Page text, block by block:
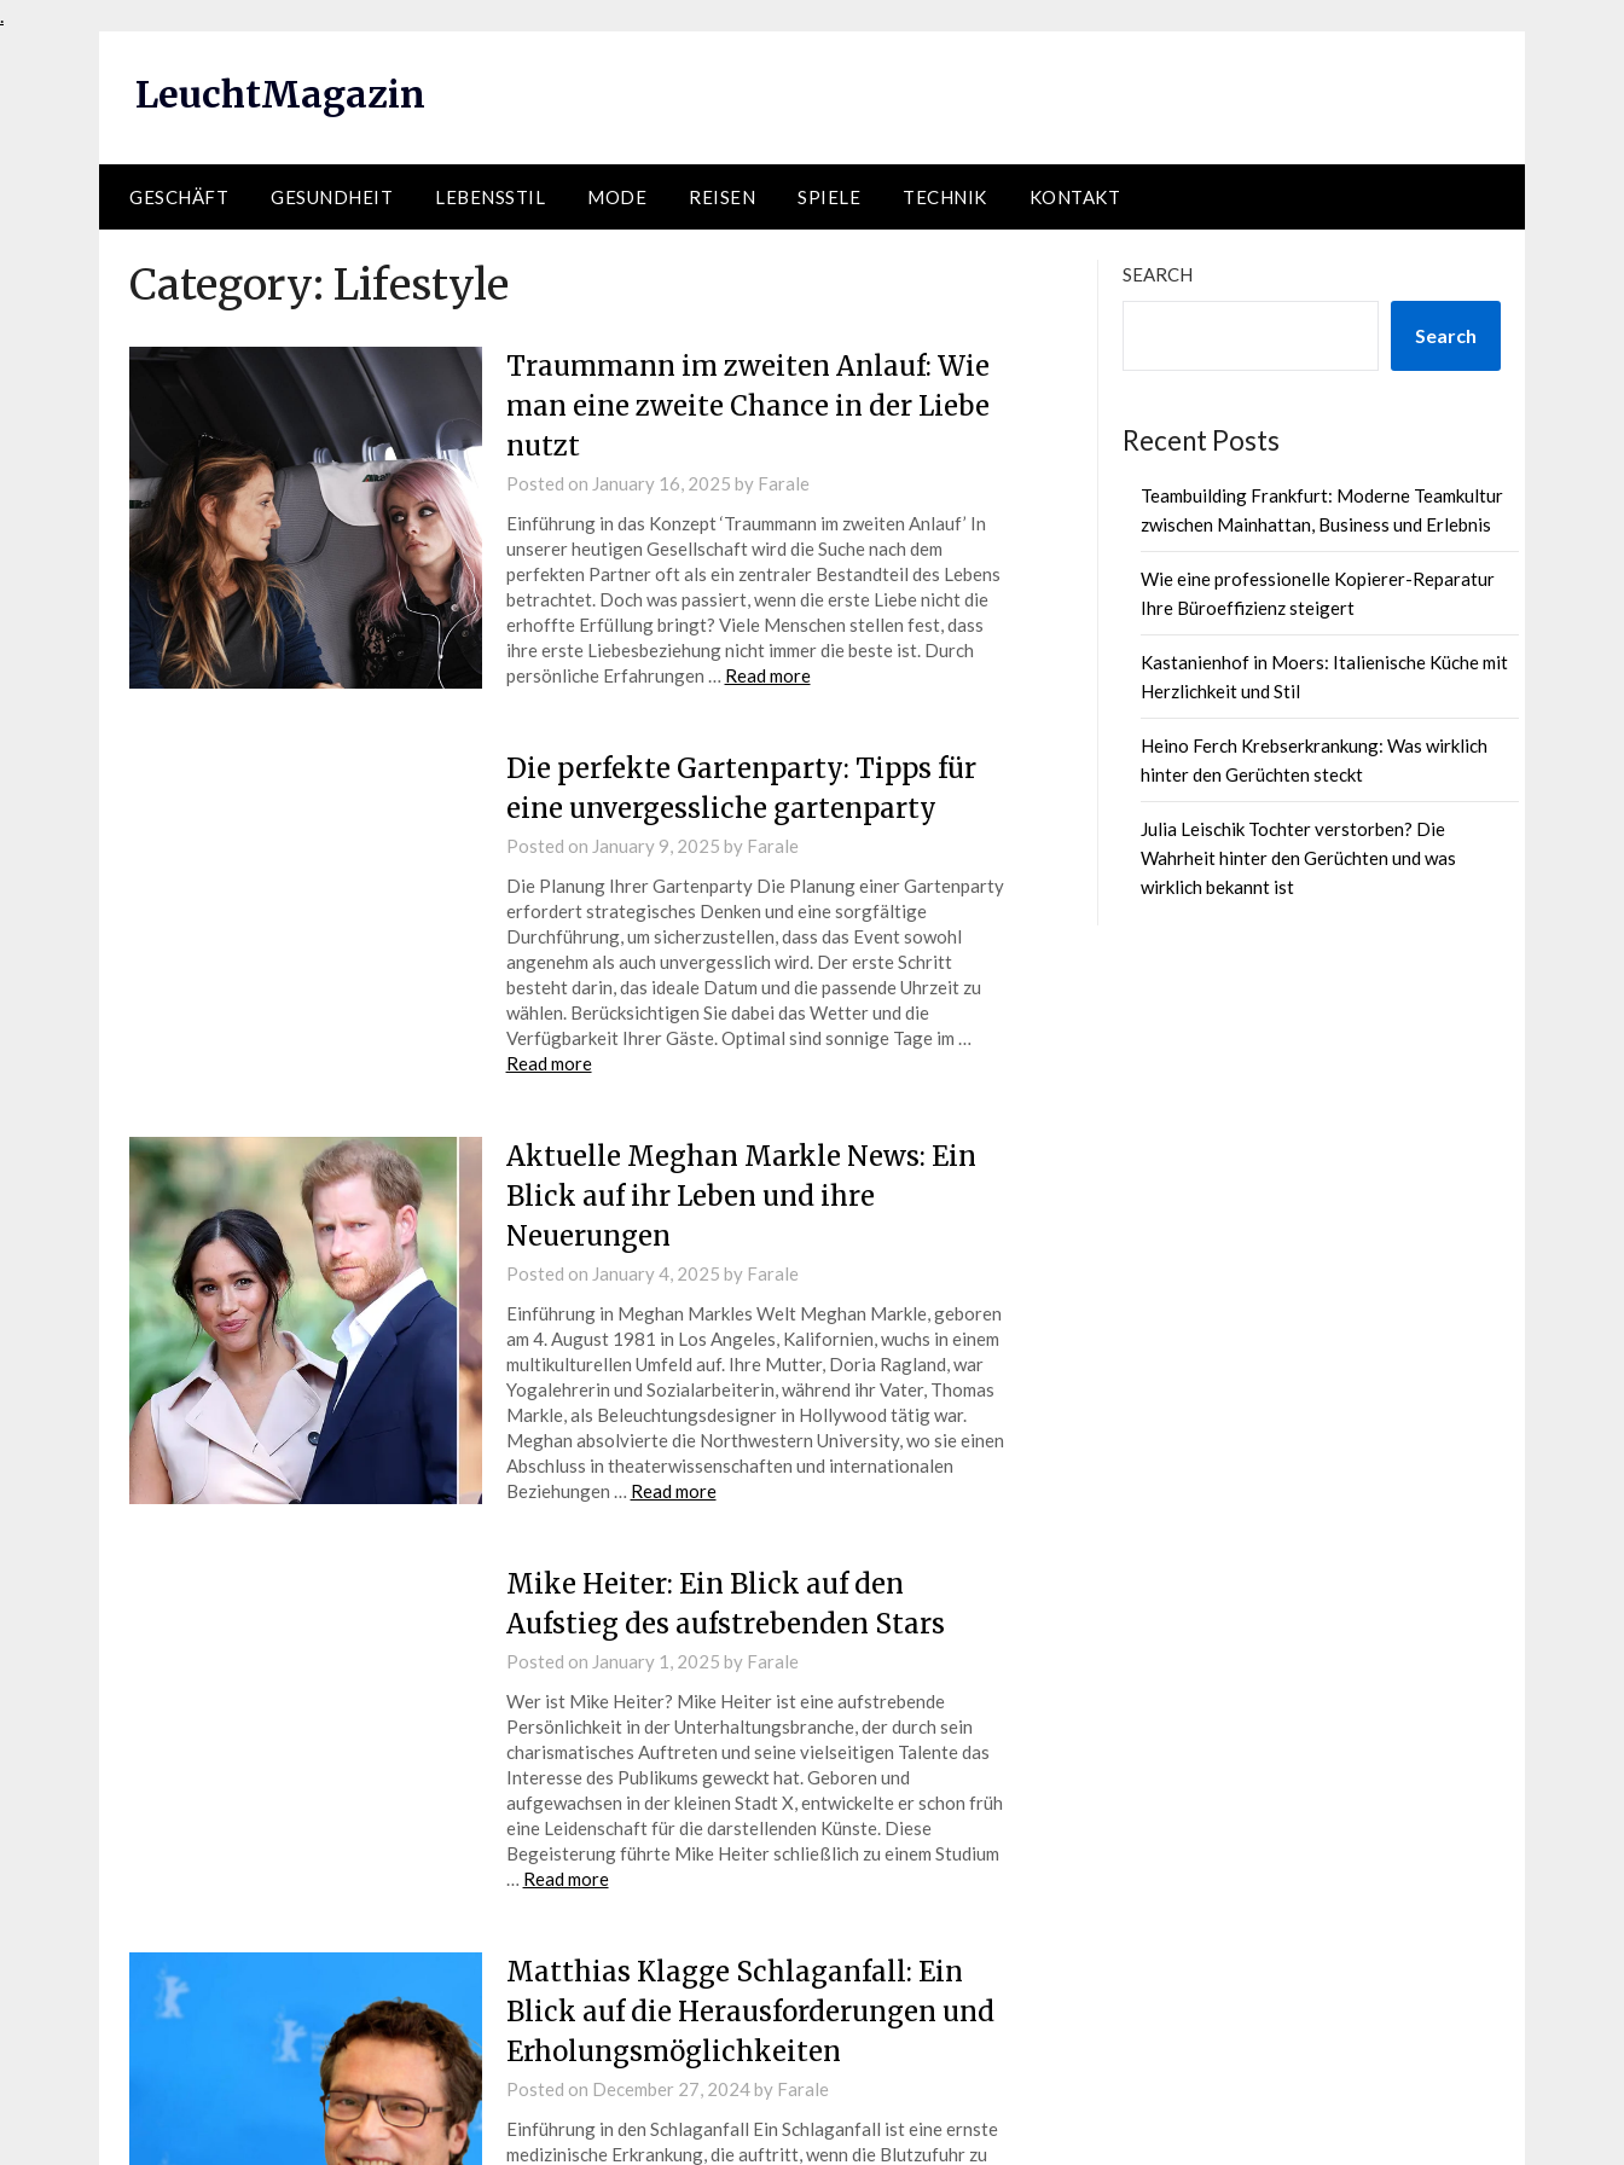
.
LeuchtMagazin
GESCHÄFT GESUNDHEIT LEBENSSTIL MODE REISEN SPIELE TECHNIK KONTAKT
Category: Lifestyle
Traummann im zweiten Anlauf: Wie
man eine zweite Chance in der Liebe
nutzt
Posted on January 16, 2025 by Farale
Einführung in das Konzept ‘Traummann im zweiten Anlauf’ In
unserer heutigen Gesellschaft wird die Suche nach dem
perfekten Partner oft als ein zentraler Bestandteil des Lebens
betrachtet. Doch was passiert, wenn die erste Liebe nicht die
erhoffte Erfüllung bringt? Viele Menschen stellen fest, dass
ihre erste Liebesbeziehung nicht immer die beste ist. Durch
persönliche Erfahrungen … Read more
Die perfekte Gartenparty: Tipps für
eine unvergessliche gartenparty
Posted on January 9, 2025 by Farale
Die Planung Ihrer Gartenparty Die Planung einer Gartenparty
erfordert strategisches Denken und eine sorgfältige
Durchführung, um sicherzustellen, dass das Event sowohl
angenehm als auch unvergesslich wird. Der erste Schritt
besteht darin, das ideale Datum und die passende Uhrzeit zu
wählen. Berücksichtigen Sie dabei das Wetter und die
Verfügbarkeit Ihrer Gäste. Optimal sind sonnige Tage im …
Read more
Aktuelle Meghan Markle News: Ein
Blick auf ihr Leben und ihre
Neuerungen
Posted on January 4, 2025 by Farale
Einführung in Meghan Markles Welt Meghan Markle, geboren
am 4. August 1981 in Los Angeles, Kalifornien, wuchs in einem
multikulturellen Umfeld auf. Ihre Mutter, Doria Ragland, war
Yogalehrerin und Sozialarbeiterin, während ihr Vater, Thomas
Markle, als Beleuchtungsdesigner in Hollywood tätig war.
Meghan absolvierte die Northwestern University, wo sie einen
Abschluss in theaterwissenschaften und internationalen
Beziehungen … Read more
Mike Heiter: Ein Blick auf den
Aufstieg des aufstrebenden Stars
Posted on January 1, 2025 by Farale
Wer ist Mike Heiter? Mike Heiter ist eine aufstrebende
Persönlichkeit in der Unterhaltungsbranche, der durch sein
charismatisches Auftreten und seine vielseitigen Talente das
Interesse des Publikums geweckt hat. Geboren und
aufgewachsen in der kleinen Stadt X, entwickelte er schon früh
eine Leidenschaft für die darstellenden Künste. Diese
Begeisterung führte Mike Heiter schließlich zu einem Studium
… Read more
Matthias Klagge Schlaganfall: Ein
Blick auf die Herausforderungen und
Erholungsmöglichkeiten
Posted on December 27, 2024by Farale
Einführung in den Schlaganfall Ein Schlaganfall ist eine ernste
medizinische Erkrankung, die auftritt, wenn die Blutzufuhr zu
SEARCH
Search
Recent Posts
Teambuilding Frankfurt: Moderne Teamkultur
zwischen Mainhattan, Business und Erlebnis
Wie eine professionelle Kopierer-Reparatur
Ihre Büroeffizienz steigert
Kastanienhof in Moers: Italienische Küche mit
Herzlichkeit und Stil
Heino Ferch Krebserkrankung: Was wirklich
hinter den Gerüchten steckt
Julia Leischik Tochter verstorben? Die
Wahrheit hinter den Gerüchten und was
wirklich bekannt ist